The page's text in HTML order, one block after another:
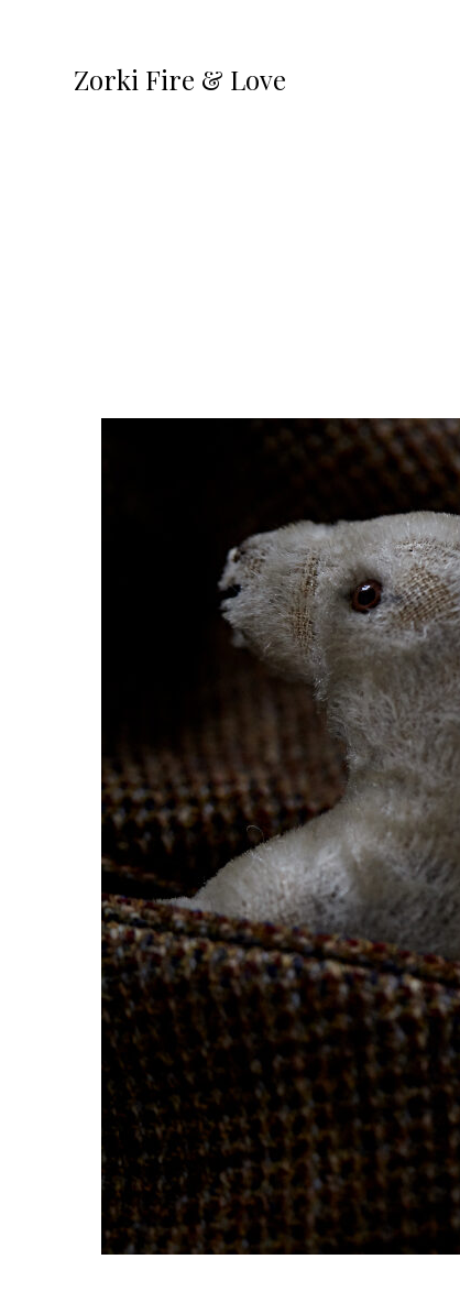
Zorki Fire & Love